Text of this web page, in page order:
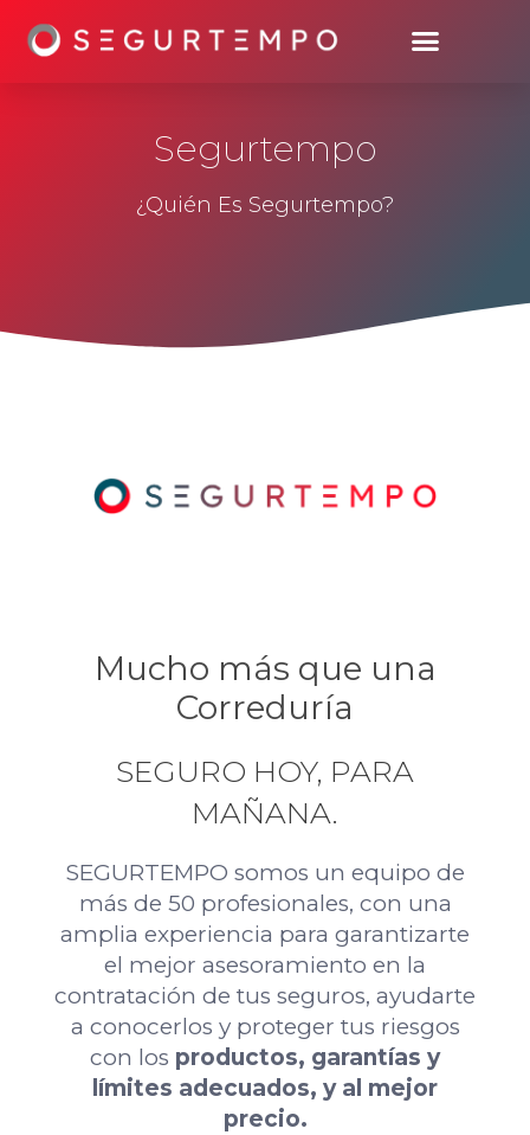
Segurtempo
¿Quién Es Segurtempo?
Mucho más que una
Correduría
SEGURO HOY, PARA
MAÑANA.
SEGURTEMPO somos un equipo de
más de 50 profesionales, con una
amplia experiencia para garantizarte
el mejor asesoramiento en la
contratación de tus seguros, ayudarte
a conocerlos y proteger tus riesgos
con los productos, garantías y
límites adecuados, y al mejor
precio.